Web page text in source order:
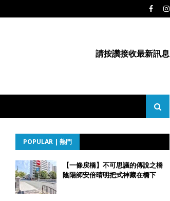
請按讚接收最新訊息
POPULAR | 熱門
【一條戻橋】不可思議的傳說之橋
陰陽師安倍晴明把式神藏在橋下